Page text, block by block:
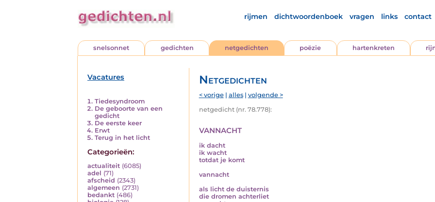
rijmen dichtwoordenboek vragen links contact
snelsonnet gedichten netgedichten poëzie hartenkreten
Vacatures
Tiedesyndroom
De geboorte van een
gedicht
De eerste keer
Erwt
Terug in het licht
Categorieën:
actualiteit (6085)
adel (71)
afscheid (2343)
algemeen (2731)
bedankt (486)
Netgedichten
< vorige| alles| volgende >
netgedicht (nr. 78.778):
vannacht
ik dacht
ik wacht
totdat je komt
vannacht
als licht de duisternis
die dromen achterliet